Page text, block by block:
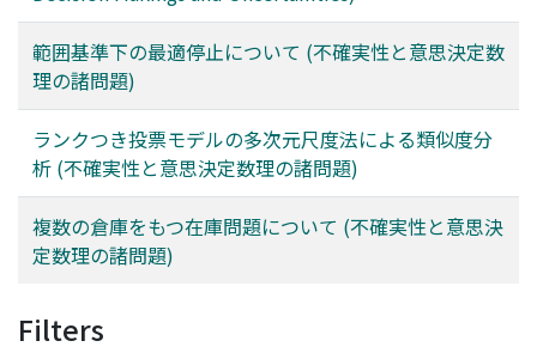
範囲基準下の最適停止について (不確実性と意思決定数
理の諸問題)
ランクつき投票モデルの多次元尺度法による類似度分
析 (不確実性と意思決定数理の諸問題)
複数の倉庫をもつ在庫問題について (不確実性と意思決
定数理の諸問題)
Filters